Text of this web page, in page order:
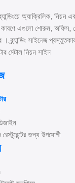
অ্যাক্রিলিক,
কারণে এগুলো শোরুম, অফিস,
। ব্র্যান্ডিং সাইনেজ
মেটাল নিয়ন সাইন
জন্য উপযোগী